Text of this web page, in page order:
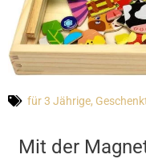
für 3 Jährige,
Mit der